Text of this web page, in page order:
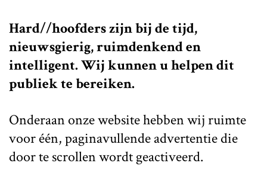
Hard//hoofders zijn bij de tijd,
nieuwsgierig, ruimdenkend en
intelligent. Wij kunnen u helpen dit
publiek te bereiken.
Onderaan onze website hebben wij ruimte
voor één, paginavullende advertentie die
door te scrollen wordt geactiveerd.